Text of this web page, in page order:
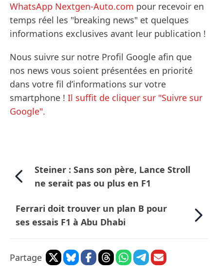
WhatsApp Nextgen-Auto.com pour recevoir en
temps réel les "breaking news" et quelques
informations exclusives avant leur publication !
Nous suivre sur notre Profil Google afin que
nos news vous soient présentées en priorité
dans votre fil d’informations sur votre
smartphone ! Il suffit de cliquer sur "Suivre sur
Google".
Steiner : Sans son père, Lance Stroll
ne serait pas ou plus en F1
Ferrari doit trouver un plan B pour
ses essais F1 à Abu Dhabi
Partage